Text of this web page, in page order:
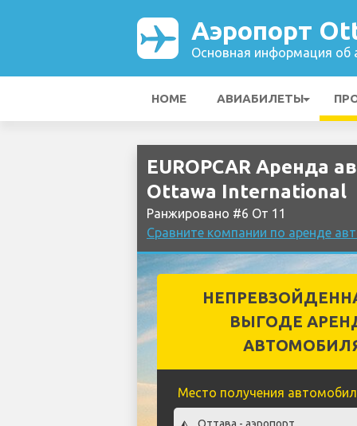
Аэропорт
Основная информация об
HOME АВИАБИЛЕТЫ
EUROPCAR Аренда
Ottawa International
Ранжировано #6 От 11
Сравните компании по аренде
ВЫГОДЕ
Место получения